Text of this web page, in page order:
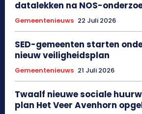
datalekken na NOS-
Gemeentenieuws 22 Juli 2026
SED-gemeenten starten
nieuw veiligheidsplan
Gemeentenieuws 21 Juli 2026
Twaalf nieuwe sociale
plan Het Veer Avenhorn